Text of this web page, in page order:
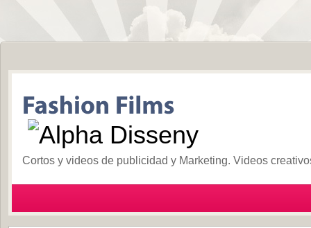
Cortos y videos de publicidad y Marketing. Videos